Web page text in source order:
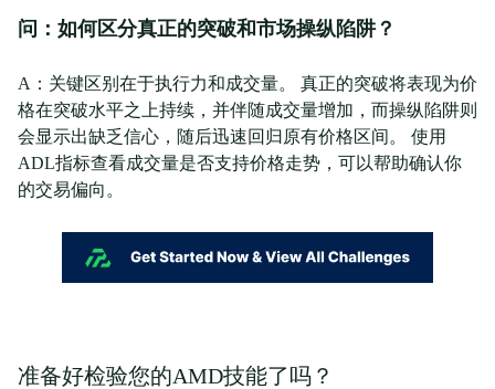
问：如何区分真正的突破和市场操纵陷阱？
A：关键区别在于执行力和成交量。 真正的突破将表现为价
格在突破水平之上持续，并伴随成交量增加，而操纵陷阱则
会显示出缺乏信心，随后迅速回归原有价格区间。 使用
ADL指标查看成交量是否支持价格走势，可以帮助确认你
的交易偏向。
准备好检验您的AMD技能了吗？